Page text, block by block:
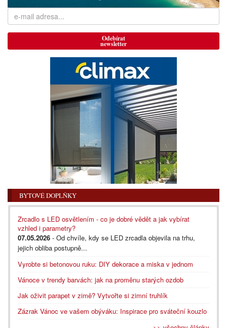
Odebírat
newsletter
BYTOVÉ DOPLŇKY
Zrcadlo s LED osvětlením - co je dobré vědět a jak vybírat
vzhled i parametry?
07.05.2026 - Od chvíle, kdy se LED zrcadla objevila na trhu,
jejich obliba postupně...
Vyrobte si betonovou ruku: DIY dekorace a miska v jednom
Vánoce v trendy barvách: jak na proměnu starých ozdob
Jak oživit parapet v zimě? Vytvořte si zimní truhlík
Zázrak Vánoc ve vašem obýváku: Inspirace pro sváteční kouzlo